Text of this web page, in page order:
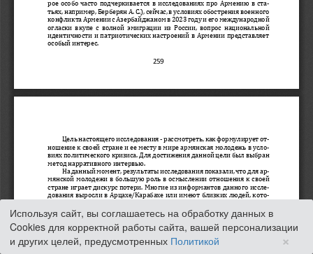
Используя сайт, вы соглашаетесь на обработку данных в
Cookies для корректной работы сайта, вашей персонализации
и других целей, предусмотренных Политикой ×